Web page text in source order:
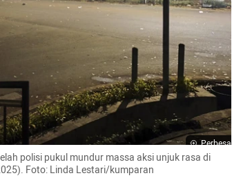
Perbesar
polisi pukul mundur massa aksi unjuk rasa di
Foto: Linda Lestari/kumparan